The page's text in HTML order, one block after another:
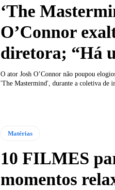
‘The
O’Connor
diretora; “Há
O ator Josh O’Connor não poupou
'The Mastermind', durante a coletiva de
Matérias
10 FILMES
momentos